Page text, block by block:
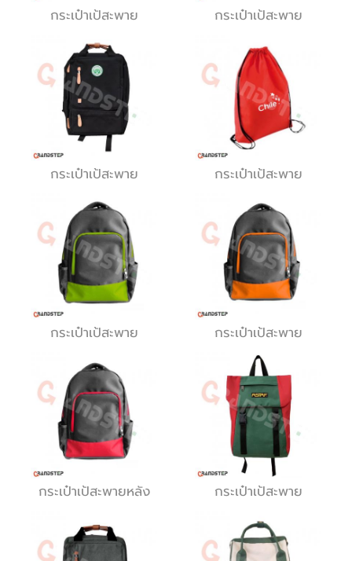
กระเป๋าเป้สะพาย กระเป๋าเป้สะพาย
กระเป๋าเป้สะพาย กระเป๋าเป้สะพาย
กระเป๋าเป้สะพาย กระเป๋าเป้สะพาย
กระเป๋าเป้สะพายหลัง กระเป๋าเป้สะพาย